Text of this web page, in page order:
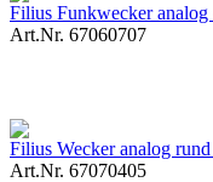
Filius Funkwecker
Art.Nr. 67060707
Filius Wecker analog
Art.Nr. 67070405